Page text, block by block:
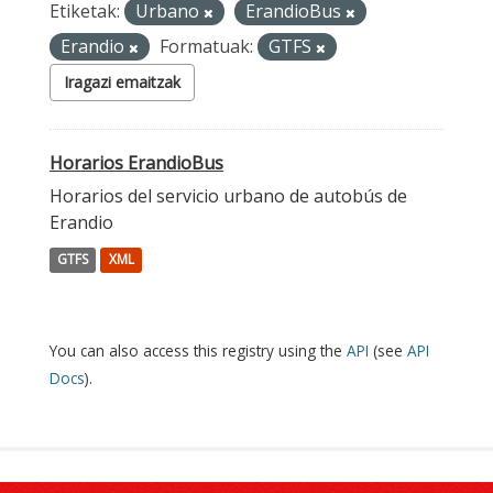
Etiketak: Urbano
ErandioBus
Erandio
Formatuak: GTFS
Iragazi emaitzak
Horarios ErandioBus
Horarios del servicio urbano de autobús de
Erandio
GTFS XML
You can also access this registry using the API (see API
Docs).